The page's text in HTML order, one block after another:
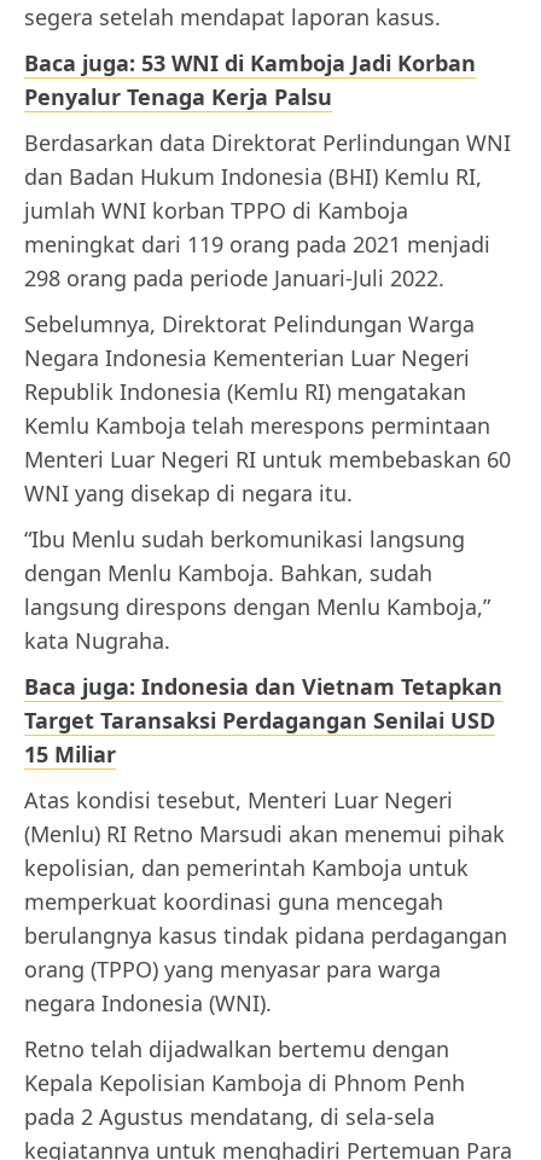
segera setelah mendapat laporan kasus.
Baca juga: 53 WNI di Kamboja Jadi Korban
Penyalur Tenaga Kerja Palsu
Berdasarkan data Direktorat Perlindungan WNI
dan Badan Hukum Indonesia (BHI) Kemlu RI,
jumlah WNI korban TPPO di Kamboja
meningkat dari 119 orang pada 2021 menjadi
298 orang pada periode Januari-Juli 2022.
Sebelumnya, Direktorat Pelindungan Warga
Negara Indonesia Kementerian Luar Negeri
Republik Indonesia (Kemlu RI) mengatakan
Kemlu Kamboja telah merespons permintaan
Menteri Luar Negeri RI untuk membebaskan 60
WNI yang disekap di negara itu.
“Ibu Menlu sudah berkomunikasi langsung
dengan Menlu Kamboja. Bahkan, sudah
langsung direspons dengan Menlu Kamboja,”
kata Nugraha.
Baca juga: Indonesia dan Vietnam Tetapkan
Target Taransaksi Perdagangan Senilai USD
15 Miliar
Atas kondisi tesebut, Menteri Luar Negeri
(Menlu) RI Retno Marsudi akan menemui pihak
kepolisian, dan pemerintah Kamboja untuk
memperkuat koordinasi guna mencegah
berulangnya kasus tindak pidana perdagangan
orang (TPPO) yang menyasar para warga
negara Indonesia (WNI).
Retno telah dijadwalkan bertemu dengan
Kepala Kepolisian Kamboja di Phnom Penh
pada 2 Agustus mendatang, di sela-sela
kegiatannya untuk menghadiri Pertemuan Para